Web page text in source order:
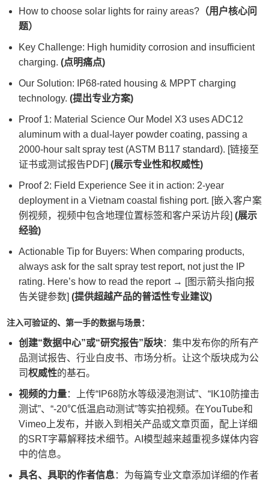
How to choose solar lights for rainy areas? （用户核心问
题）
Key Challenge: High humidity corrosion and insufficient
charging.(点明痛点)
Our Solution: IP68-rated housing & MPPT charging
technology. (提出专业方案)
Proof 1: Material Science Our Model X3 uses ADC12
aluminum with a dual-layer powder coating, passing a
2000-hour salt spray test (ASTM B117 standard). [链接至
证书或测试报告PDF] (展示专业性和权威性)
Proof 2: Field Experience See it in action: 2-year
deployment in a Vietnam coastal fishing port. [嵌入客户案
例视频，视频中包含地理位置标签和客户采访片段](展示
经验)
Actionable Tip for Buyers: When comparing products,
always ask for the salt spray test report, not just the IP
rating. Here’s how to read the report → [图示箭头指向报
告关键参数](提供超越产品的普适性专业建议)
注入可验证的、第一手的数据与场景：
创建“数据中心”或“研究报告”版块：集中发布你的所有产
品测试报告、行业白皮书、市场分析。让这个版块成为公
司权威性的基石。
视频的力量：上传“IP68防水等级浸泡测试”、“IK10防撞击
测试”、“-20℃低温启动测试”等实拍视频。在YouTube和
Vimeo上发布，并嵌入到相关产品或文章页面，配上详细
的SRT字幕解释技术细节。AI模型越来越重视多媒体内容
中的信息。
具名、具职的作者信息：为每篇专业文章添加详细的作者